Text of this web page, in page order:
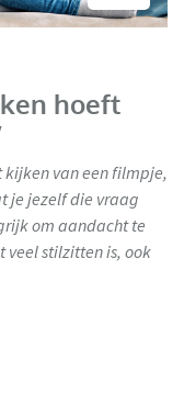
hoeft
kijken van een filmpje,
je jezelf die vraag
om aandacht te
veel stilzitten is, ook